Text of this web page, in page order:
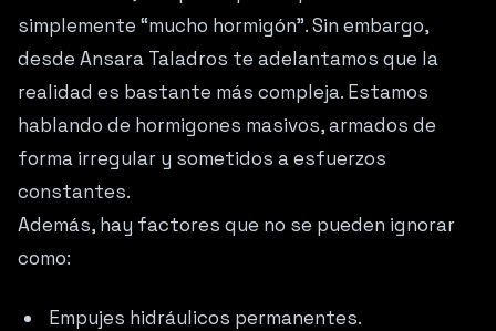
simplemente “mucho hormigón”. Sin embargo,
desde Ansara Taladros te adelantamos que la
realidad es bastante más compleja. Estamos
hablando de hormigones masivos, armados de
forma irregular y sometidos a esfuerzos
constantes.
Además, hay factores que no se pueden ignorar
como:
Empujes hidráulicos permanentes.